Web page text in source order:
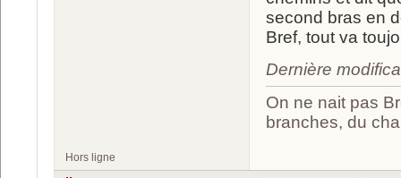
second bras en
Bref, tout va
Dernière
On ne nait pas
branches, du
Hors ligne